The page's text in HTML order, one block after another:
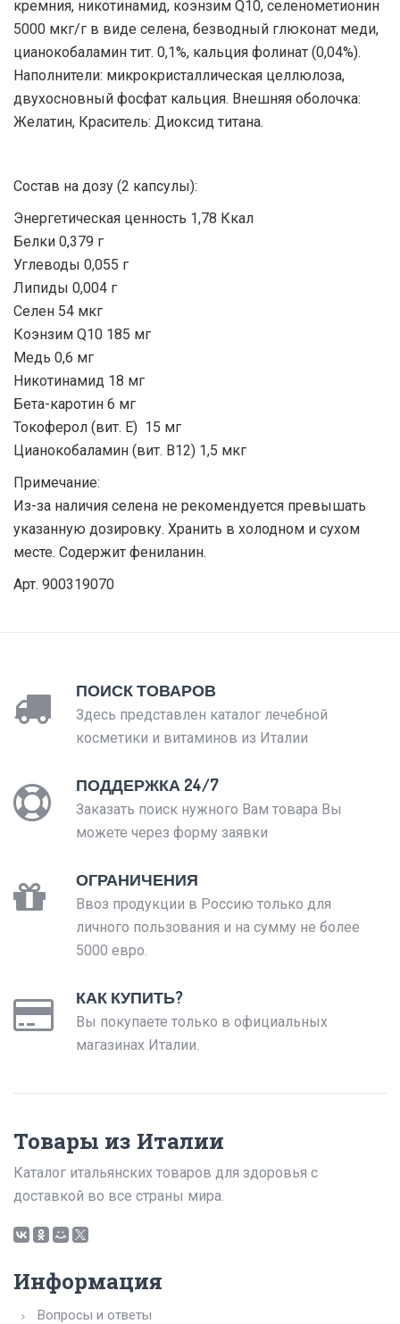
кремния, никотинамид, коэнзим Q10, селенометионин
5000 мкг/г в виде селена, безводный глюконат меди,
цианокобаламин тит. 0,1%, кальция фолинат (0,04%).
Наполнители: микрокристаллическая целлюлоза,
двухосновный фосфат кальция. Внешняя оболочка:
Желатин, Краситель: Диоксид титана.
Состав на дозу (2 капсулы):
Энергетическая ценность 1,78 Ккал
Белки 0,379 г
Углеводы 0,055 г
Липиды 0,004 г
Селен 54 мкг
Коэнзим Q10 185 мг
Медь 0,6 мг
Никотинамид 18 мг
Бета-каротин 6 мг
Токоферол (вит. Е) 15 мг
Цианокобаламин (вит. B12) 1,5 мкг
Примечание:
Из-за наличия селена не рекомендуется превышать
указанную дозировку. Хранить в холодном и сухом
месте. Содержит фениланин.
Арт. 900319070
ПОИСК ТОВАРОВ
Здесь представлен каталог лечебной
косметики и витаминов из Италии
ПОДДЕРЖКА 24/7
Заказать поиск нужного Вам товара Вы
можете через форму заявки
ОГРАНИЧЕНИЯ
Ввоз продукции в Россию только для
личного пользования и на сумму не более
5000 евро.
КАК КУПИТЬ?
Вы покупаете только в официальных
магазинах Италии.
Товары из Италии
Каталог итальянских товаров для здоровья с
доставкой во все страны мира.
Информация
Вопросы и ответы